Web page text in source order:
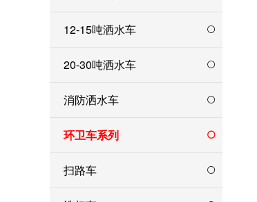
12-15吨洒水车
20-30吨洒水车
消防洒水车
环卫车系列
扫路车